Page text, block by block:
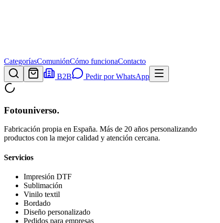
CategoríasComuniónCómo funcionaContacto
B2B
Pedir por WhatsApp
Fotouniverso.
Fabricación propia en España. Más de 20 años personalizando
productos con la mejor calidad y atención cercana.
Servicios
Impresión DTF
Sublimación
Vinilo textil
Bordado
Diseño personalizado
Pedidos para empresas